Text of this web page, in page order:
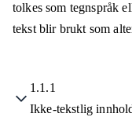
tolkes som tegnspråk
tekst blir brukt som
1.1.1
Ikke-tekstlig